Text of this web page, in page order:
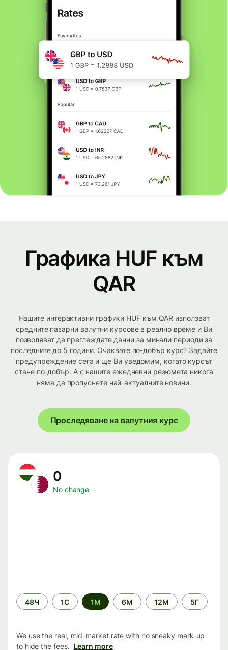
Графика HUF към
QAR
Нашите интерактивни графики HUF към QAR използват
средните пазарни валутни курсове в реално време и Ви
позволяват да преглеждате данни за минали периоди за
последните до 5 години. Очаквате по-добър курс? Задайте
предупреждение сега и ще Ви уведомим, когато курсът
стане по-добър. А с нашите ежедневни резюмета никога
няма да пропуснете най-актуалните новини.
Проследяване на валутния курс
0
No change
Time
period
48Ч 1С 1М 6М 12М 5Г
We use the real, mid-market rate with no sneaky mark-up
to hide the fees. Learn more